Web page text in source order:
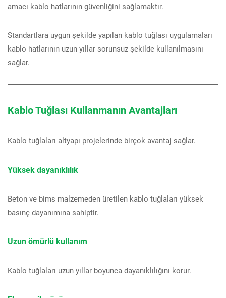
amacı kablo hatlarının güvenliğini sağlamaktır.
Standartlara uygun şekilde yapılan kablo tuğlası uygulamaları
kablo hatlarının uzun yıllar sorunsuz şekilde kullanılmasını
sağlar.
Kablo Tuğlası Kullanmanın Avantajları
Kablo tuğlaları altyapı projelerinde birçok avantaj sağlar.
Yüksek dayanıklılık
Beton ve bims malzemeden üretilen kablo tuğlaları yüksek
basınç dayanımına sahiptir.
Uzun ömürlü kullanım
Kablo tuğlaları uzun yıllar boyunca dayanıklılığını korur.